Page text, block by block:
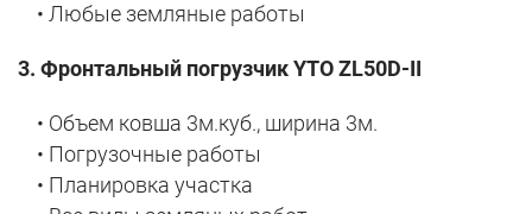
• Любые земляные работы
3. Фронтальный погрузчик YTO ZL50D-II
• Объем ковша 3м.куб., ширина 3м.
• Погрузочные работы
• Планировка участка